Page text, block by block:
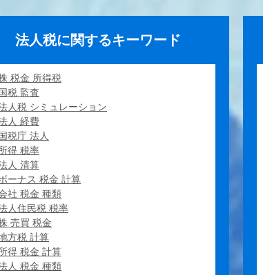
法人税に関するキーワード
税金 所得税
税 監査
人税 シミュレーション
人 経費
税庁 法人
得 税率
人 清算
ーナス 税金 計算
社 税金 種類
人住民税 税率
売買 税金
方税 計算
得 税金 計算
人 税金 種類